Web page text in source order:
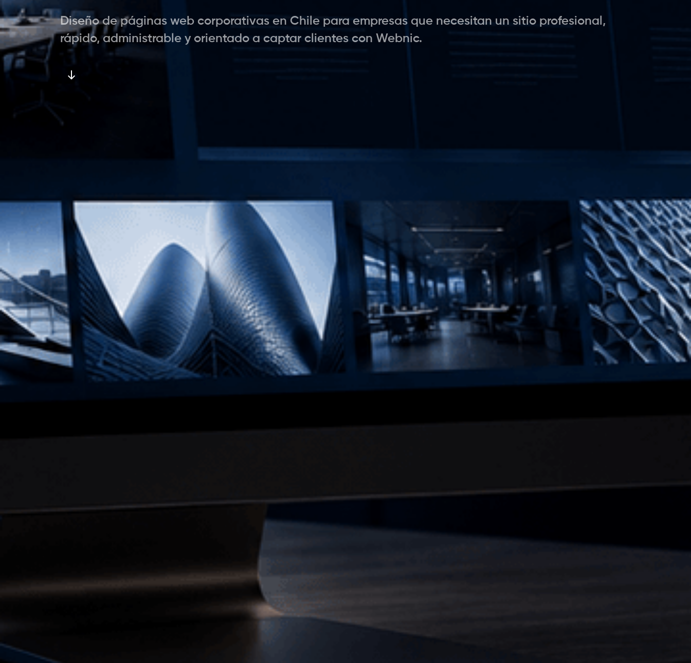
Diseño de páginas web corporativas en Chile para empresas que necesitan un sitio profesional,
rápido, administrable y orientado a captar clientes con Webnic.